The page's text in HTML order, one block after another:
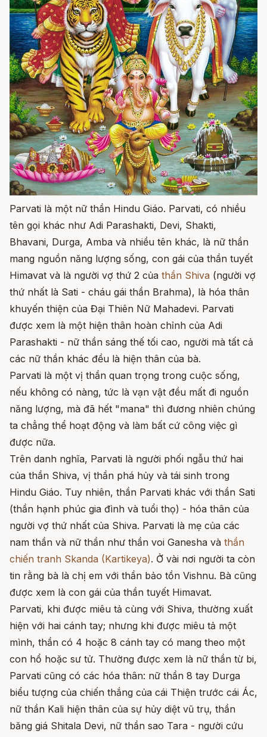
Parvati là một nữ thần Hindu Giáo. Parvati, có nhiều
tên gọi khác như Adi Parashakti, Devi, Shakti,
Bhavani, Durga, Amba và nhiều tên khác, là nữ thần
mang nguồn năng lượng sống, con gái của thần tuyết
Himavat và là người vợ thứ 2 của thần Shiva (người vợ
thứ nhất là Sati - cháu gái thần Brahma), là hóa thân
khuyến thiện của Đại Thiên Nữ Mahadevi. Parvati
được xem là một hiện thân hoàn chỉnh của Adi
Parashakti - nữ thần sáng thế tối cao, người mà tất cả
các nữ thần khác đều là hiện thân của bà.
Parvati là một vị thần quan trọng trong cuộc sống,
nếu không có nàng, tức là vạn vật đều mất đi nguồn
năng lượng, mà đã hết "mana" thì đương nhiên chúng
ta chẳng thể hoạt động và làm bất cứ công việc gì
được nữa.
Trên danh nghĩa, Parvati là người phối ngẫu thứ hai
của thần Shiva, vị thần phá hủy và tái sinh trong
Hindu Giáo. Tuy nhiên, thần Parvati khác với thần Sati
(thần hạnh phúc gia đình và tuổi thọ) - hóa thân của
người vợ thứ nhất của Shiva. Parvati là mẹ của các
nam thần và nữ thần như thần voi Ganesha và thần
chiến tranh Skanda (Kartikeya). Ở vài nơi người ta còn
tin rằng bà là chị em với thần bảo tồn Vishnu. Bà cũng
được xem là con gái của thần tuyết Himavat.
Parvati, khi được miêu tả cùng với Shiva, thường xuất
hiện với hai cánh tay; nhưng khi được miêu tả một
mình, thần có 4 hoặc 8 cánh tay có mang theo một
con hổ hoặc sư tử. Thường được xem là nữ thần từ bi,
Parvati cũng có các hóa thân: nữ thần 8 tay Durga
biểu tượng của chiến thắng của cái Thiện trước cái Ác,
nữ thần Kali hiện thân của sự hủy diệt vũ trụ, thần
băng giá Shitala Devi, nữ thần sao Tara - người cứu